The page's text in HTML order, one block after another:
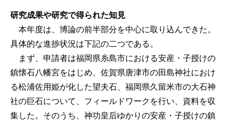
研究成果や研究で得られた知見
本年度は、博論の前半部分を中心に取り込んできた。
具体的な進捗状況は下記の二つである。
まず、申請者は福岡県糸島市における安産・子授けの
鎮懐石八幡宮をはじめ、佐賀県唐津市の田島神社におけ
る松浦佐用姫が化した望夫石、福岡県久留米市の大石神
社の巨石について、フィールドワークを行い、資料を収
集した。そのうち、神功皇后ゆかりの安産・子授けの鎮